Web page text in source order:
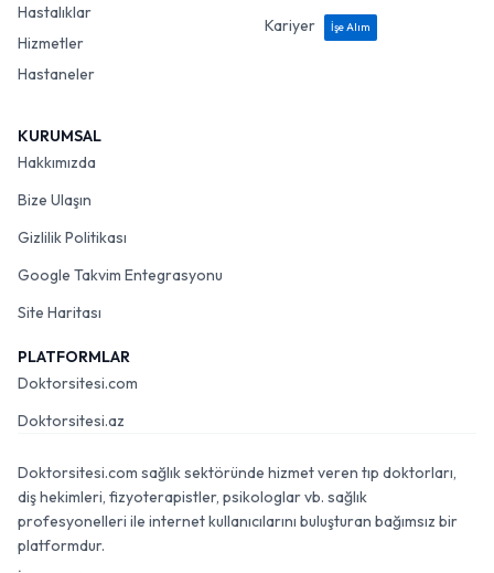
Hastalıklar
Hizmetler
Hastaneler
Kariyer
İşe Alım
KURUMSAL
Hakkımızda
Bize Ulaşın
Gizlilik Politikası
Google Takvim Entegrasyonu
Site Haritası
PLATFORMLAR
Doktorsitesi.com
Doktorsitesi.az
Doktorsitesi.com sağlık sektöründe hizmet veren tıp doktorları,
diş hekimleri, fizyoterapistler, psikologlar vb. sağlık
profesyonelleri ile internet kullanıcılarını buluşturan bağımsız bir
platformdur.